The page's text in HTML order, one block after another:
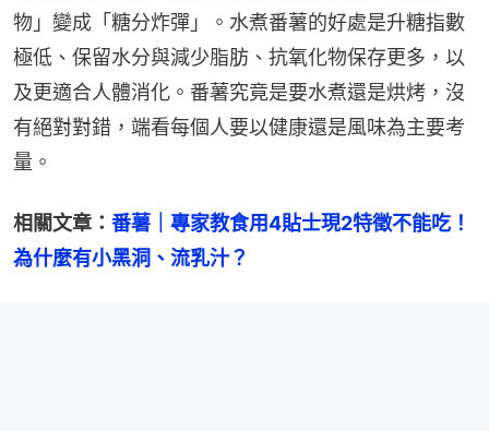
物」變成「糖分炸彈」。水煮番薯的好處是升糖指數
極低、保留水分與減少脂肪、抗氧化物保存更多，以
及更適合人體消化。番薯究竟是要水煮還是烘烤，沒
有絕對對錯，端看每個人要以健康還是風味為主要考
量。
相關文章： 番薯｜專家教食用4貼士現2特徵不能吃！
為什麼有小黑洞、流乳汁？